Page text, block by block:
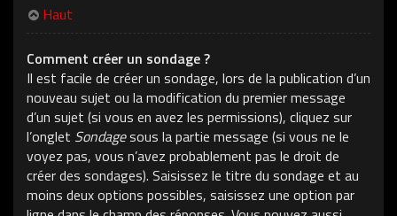
Haut
Comment créer un sondage ?
Il est facile de créer un sondage, lors de la publication d’un
nouveau sujet ou la modification du premier message
d’un sujet (si vous en avez les permissions), cliquez sur
l’onglet Sondagesous la partie message (si vous ne le
voyez pas, vous n’avez probablement pas le droit de
créer des sondages). Saisissez le titre du sondage et au
moins deux options possibles, saisissez une option par